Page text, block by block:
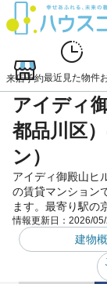
来店予約最近見た物件
アイディ
都品川区
ン）
アイディ御殿山ヒ
の賃貸マンション
ます。最寄り駅の
情報更新日： 2026/05/
建物